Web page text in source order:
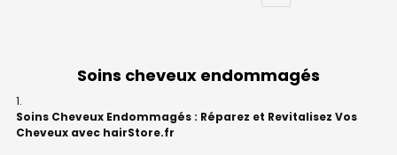
Soins cheveux endommagés
Soins Cheveux Endommagés : Réparez et Revitalisez Vos
Cheveux avec hairStore.fr